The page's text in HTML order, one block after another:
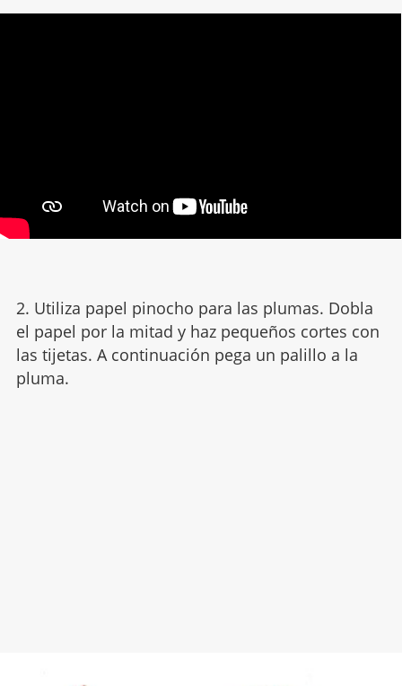
2. Utiliza papel pinocho para las plumas. Dobla
el papel por la mitad y haz pequeños cortes con
las tijetas. A continuación pega un palillo a la
pluma.